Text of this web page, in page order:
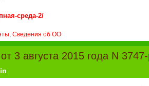
среда-2/
Сведения об ОО
3 августа 2015 года N